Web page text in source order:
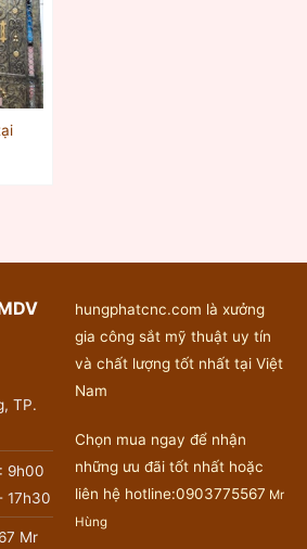
TP.
9h00
17h30
Mr
hungphatcnc.com là xưởng
gia công sắt mỹ thuật uy tín
và chất lượng tốt nhất tại Việt
Nam
Chọn mua ngay để nhận
những ưu đãi tốt nhất hoặc
liên hệ hotline:0903775567 Mr
Hùng